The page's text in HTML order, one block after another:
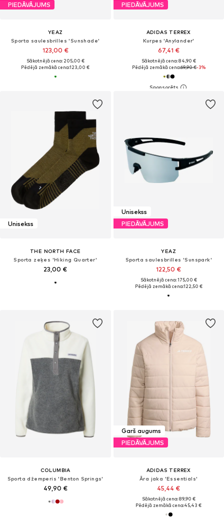
PIEDĀVĀJUMS
YEAZ
Sporta saulesbrilles 'Sunshade'
123,00 €
Sākotnējā cena: 205,00 €
Pēdējā zemākā cena:123,00 €
PIEDĀVĀJUMS
ADIDAS TERREX
Kurpes 'Anylander'
67,41 €
Sākotnējā cena: 84,90 €
Pēdējā zemākā cena:69,90 €-3%
Unisekss
THE NORTH FACE
Sporta zeķes 'Hiking Quarter'
23,00 €
Unisekss
PIEDĀVĀJUMS
YEAZ
Sporta saulesbrilles 'Sunspark'
122,50 €
Sākotnējā cena: 175,00 €
Pēdējā zemākā cena:122,50 €
COLUMBIA
Sporta džemperis 'Benton Springs'
49,90 €
Garš augums
PIEDĀVĀJUMS
ADIDAS TERREX
Āra jaka 'Essentials'
45,44 €
Sākotnējā cena: 89,90 €
Pēdējā zemākā cena:45,43 €